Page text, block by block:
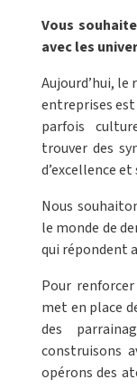
Vous
avec les
Aujourd’hui,
entreprises est
parfois
trouver des
d’excellence
Nous
le monde de
qui répondent
Pour
met en place
des
construisons
opérons des